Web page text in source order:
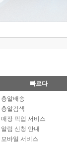
빠르다
총알배송
총알검색
매장 픽업 서비스
알림 신청 안내
모바일 서비스